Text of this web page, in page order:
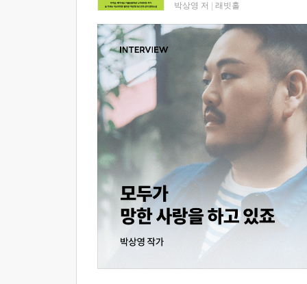
박상영 저 래빗홀